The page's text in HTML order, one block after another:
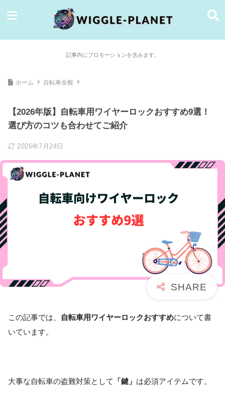
記事内にプロモーションを含みます。
ホーム 自転車全般
【2026年版】自転車用ワイヤーロックおすすめ9選！
選び方のコツも合わせてご紹介
2026年7月24日
この記事では、 自転車用ワイヤーロックおすすめについて書
いています。
大事な自転車の盗難対策として 「鍵」 は必須アイテムです。